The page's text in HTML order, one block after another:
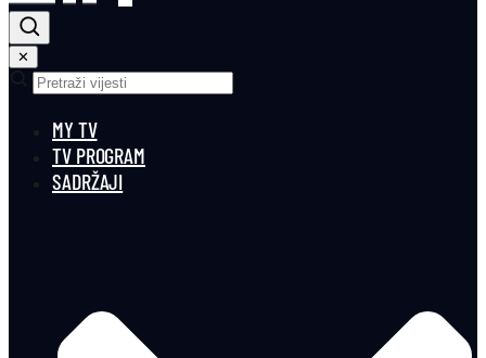
✕
MY TV
TV PROGRAM
SADRŽAJI